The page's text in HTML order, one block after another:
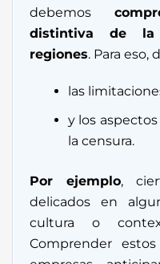
debemos
distintiva de la
regiones. Para eso,
las
y los
la censura.
Por ejemplo,
delicados en
cultura o
Comprender